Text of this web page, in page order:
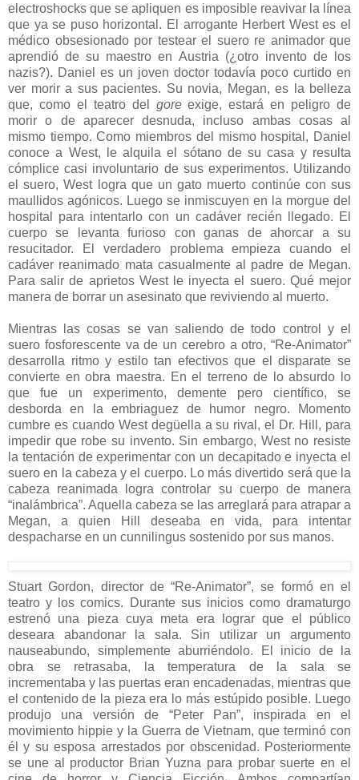
electroshocks que se apliquen es imposible reavivar la línea
que ya se puso horizontal. El arrogante Herbert West es el
médico obsesionado por testear el suero re animador que
aprendió de su maestro en Austria (¿otro invento de los
nazis?). Daniel es un joven doctor todavía poco curtido en
ver morir a sus pacientes. Su novia, Megan, es la belleza
que, como el teatro del goreexige, estará en peligro de
morir o de aparecer desnuda, incluso ambas cosas al
mismo tiempo. Como miembros del mismo hospital, Daniel
conoce a West, le alquila el sótano de su casa y resulta
cómplice casi involuntario de sus experimentos. Utilizando
el suero, West logra que un gato muerto continúe con sus
maullidos agónicos. Luego se inmiscuyen en la morgue del
hospital para intentarlo con un cadáver recién llegado. El
cuerpo se levanta furioso con ganas de ahorcar a su
resucitador. El verdadero problema empieza cuando el
cadáver reanimado mata casualmente al padre de Megan.
Para salir de aprietos West le inyecta el suero. Qué mejor
manera de borrar un asesinato que reviviendo al muerto.
Mientras las cosas se van saliendo de todo control y el
suero fosforescente va de un cerebro a otro, “Re-Animator”
desarrolla ritmo y estilo tan efectivos que el disparate se
convierte en obra maestra. En el terreno de lo absurdo lo
que fue un experimento, demente pero científico, se
desborda en la embriaguez de humor negro. Momento
cumbre es cuando West degüella a su rival, el Dr. Hill, para
impedir que robe su invento. Sin embargo, West no resiste
la tentación de experimentar con un decapitado e inyecta el
suero en la cabeza y el cuerpo. Lo más divertido será que la
cabeza reanimada logra controlar su cuerpo de manera
“inalámbrica”. Aquella cabeza se las arreglará para atrapar a
Megan, a quien Hill deseaba en vida, para intentar
despacharse en un cunnilingus sostenido por sus manos.
Stuart Gordon, director de “Re-Animator”, se formó en el
teatro y los comics. Durante sus inicios como dramaturgo
estrenó una pieza cuya meta era lograr que el público
deseara abandonar la sala. Sin utilizar un argumento
nauseabundo, simplemente aburriéndolo. El inicio de la
obra se retrasaba, la temperatura de la sala se
incrementaba y las puertas eran encadenadas, mientras que
el contenido de la pieza era lo más estúpido posible. Luego
produjo una versión de “Peter Pan”, inspirada en el
movimiento hippie y la Guerra de Vietnam, que terminó con
él y su esposa arrestados por obscenidad. Posteriormente
se une al productor Brian Yuzna para probar suerte en el